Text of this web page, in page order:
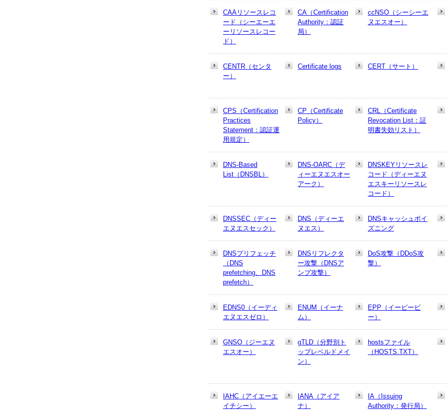
CAAリソースレコ
ード（シーエーエ
ーリソースレコー
ド）
CA（Certification
Authority：認証
局）
ccNSO（シーシーエ
ヌエスオー）
CENTR（センタ
ー）
Certificate logs CERT（サート）
CPS（Certification
Practices
Statement：認証運
用規定）
CP（Certificate
Policy）
CRL（Certificate
Revocation List：証
明書失効リスト）
DNS-Based
List（DNSBL）
DNS-OARC（デ
ィーエヌエスオー
アーク）
DNSKEYリソースレ
コード（ディーエヌ
エスキーリソースレ
コード）
DNSSEC（ディー
エヌエスセック）
DNS（ディーエ
ヌエス）
DNSキャッシュポイ
ズニング
DNSプリフェッチ
（DNS
prefetching、DNS
prefetch）
DNSリフレクタ
ー攻撃（DNSア
ンプ攻撃）
DoS攻撃（DDoS攻
撃）
EDNS0（イーディ
エヌエスゼロ）
ENUM（イーナ
ム）
EPP（イーピーピ
ー）
GNSO（ジーエヌ
エスオー）
gTLD（分野別ト
ップレベルドメイ
ン）
hostsファイル
（HOSTS.TXT）
IAHC（アイエーエ
イチシー）
IANA（アイア
ナ）
IA（Issuing
Authority：発行局）